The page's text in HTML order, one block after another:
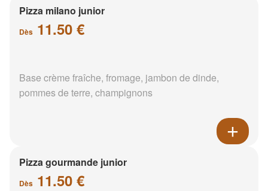
Pizza milano junior
Dès 11.50 €
Base crème fraîche, fromage, jambon de dinde,
pommes de terre, champignons
Pizza gourmande junior
Dès 11.50 €